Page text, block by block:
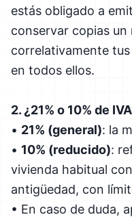
estás obligado a
conservar copias
correlativamente
en todos ellos.
2. ¿21% o 10% de
• 21% (general): la
• 10% (reducido):
vivienda habitual
antigüedad, con
• En caso de duda,